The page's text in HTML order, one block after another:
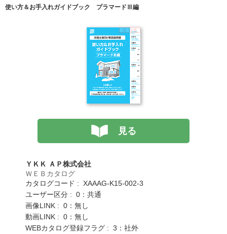
使い方＆お手入れガイドブック プラマードⅢ編
見る
ＹＫＫ ＡＰ株式会社
ＷＥＢカタログ
カタログコード : XAAAG-K15-002-3
ユーザー区分 : 0：共通
画像LINK : 0：無し
動画LINK : 0：無し
WEBカタログ登録フラグ : 3：社外